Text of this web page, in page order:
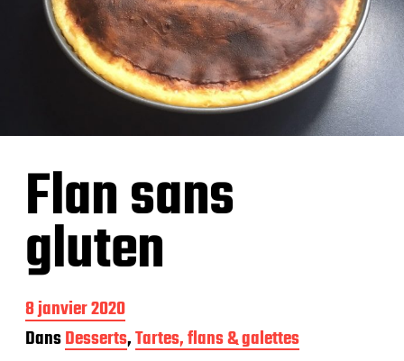
Flan sans
gluten
D
a
t
8 janvier 2020
DansDesserts,Tartes, flans & galettes